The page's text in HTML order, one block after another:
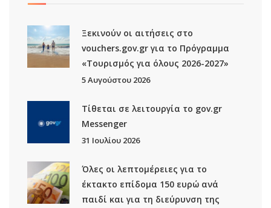
Ξεκινούν οι αιτήσεις στο
vouchers.gov.gr για το Πρόγραμμα
«Τουρισμός για όλους 2026-2027»
5 Αυγούστου 2026
Τίθεται σε λειτουργία το gov.gr
Μessenger
31 Ιουλίου 2026
Όλες οι λεπτομέρειες για το
έκτακτο επίδομα 150 ευρώ ανά
παιδί και για τη διεύρυνση της